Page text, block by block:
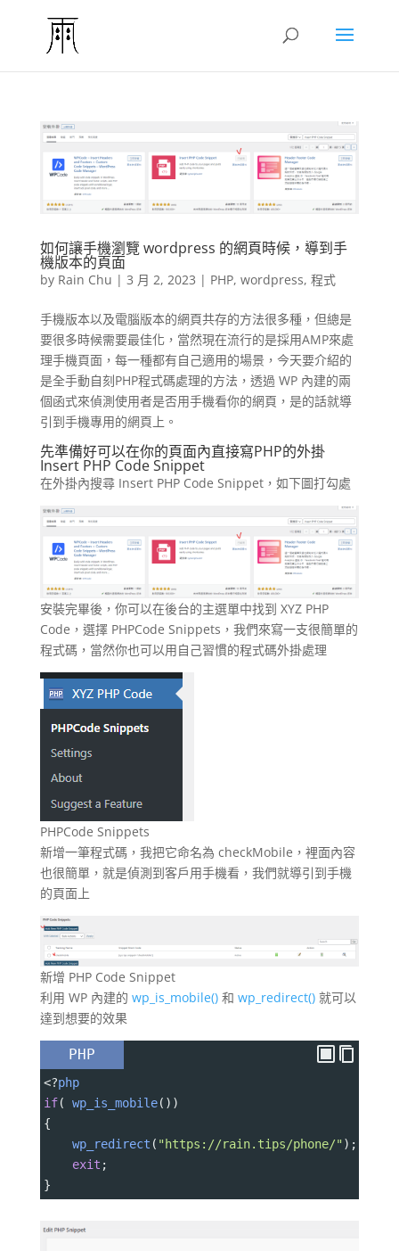
如何讓手機瀏覽 wordpress 的網頁時候，導到手
機版本的頁面
by Rain Chu | 3 月 2, 2023 | PHP, wordpress, 程式
手機版本以及電腦版本的網頁共存的方法很多種，但總是
要很多時候需要最佳化，當然現在流行的是採用AMP來處
理手機頁面，每一種都有自己適用的場景，今天要介紹的
是全手動自刻PHP程式碼處理的方法，透過 WP 內建的兩
個函式來偵測使用者是否用手機看你的網頁，是的話就導
引到手機專用的網頁上。
先準備好可以在你的頁面內直接寫PHP的外掛
Insert PHP Code Snippet
在外掛內搜尋 Insert PHP Code Snippet，如下圖打勾處
安裝完畢後，你可以在後台的主選單中找到 XYZ PHP
Code，選擇 PHPCode Snippets，我們來寫一支很簡單的
程式碼，當然你也可以用自己習慣的程式碼外掛處理
PHPCode Snippets
新增一筆程式碼，我把它命名為 checkMobile，裡面內容
也很簡單，就是偵測到客戶用手機看，我們就導引到手機
的頁面上
新增 PHP Code Snippet
利用 WP 內建的 wp_is_mobile()和 wp_redirect()就可以
達到想要的效果
PHP
<?php
if( wp_is_mobile())
{
wp_redirect ( "https://rain.tips/phone/" );
exit ;
}